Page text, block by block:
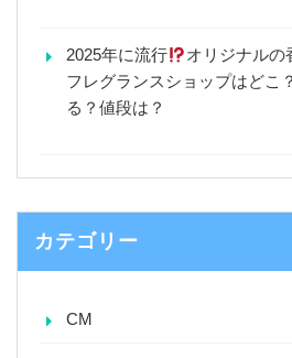
2025年に流行
オリジナルの
フレグランスショップはどこ
る？値段は？
カテゴリー
CM